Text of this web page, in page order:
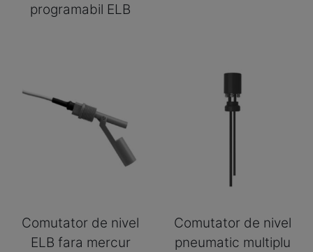
programabil ELB
Comutator de nivel
ELB fara mercur
Comutator de nivel
pneumatic multiplu